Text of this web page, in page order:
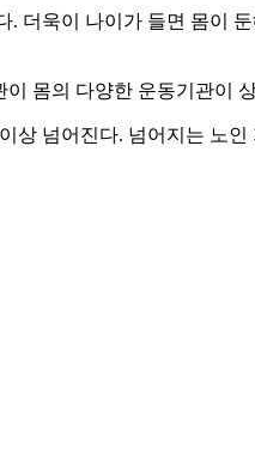
. 더욱이 나이가 들면 몸이
몸의 다양한 운동기관이
상 넘어진다. 넘어지는 노